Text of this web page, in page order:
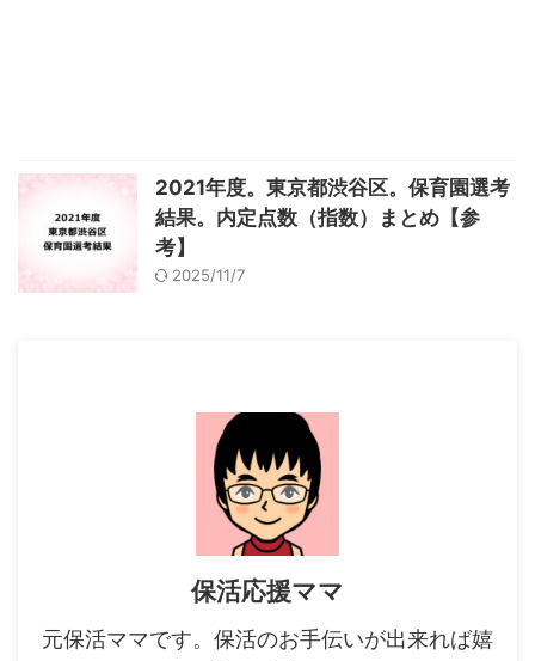
2021年度。東京都渋谷区。保育園選考
結果。内定点数（指数）まとめ【参
考】
2025/11/7
保活応援ママ
元保活ママです。保活のお手伝いが出来れば嬉